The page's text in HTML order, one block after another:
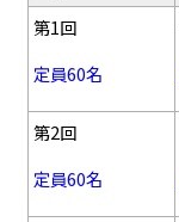
第1回
定員60名
第2回
定員60名